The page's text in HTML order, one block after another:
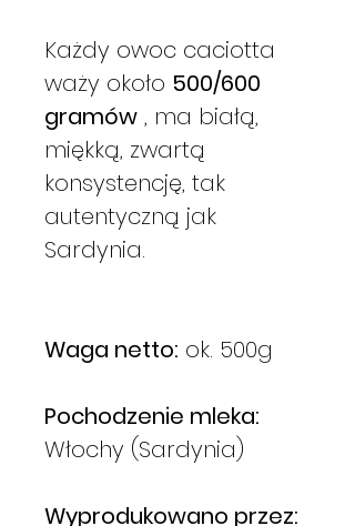
Każdy owoc caciotta
waży około 500/600
gramów , ma białą,
miękką, zwartą
konsystencję, tak
autentyczną jak
Sardynia.
Waga netto: ok. 500g
Pochodzenie mleka:
Włochy (Sardynia)
Wyprodukowano przez: